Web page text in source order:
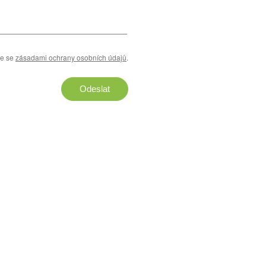
se zásadami ochrany osobních údajů.
Odeslat